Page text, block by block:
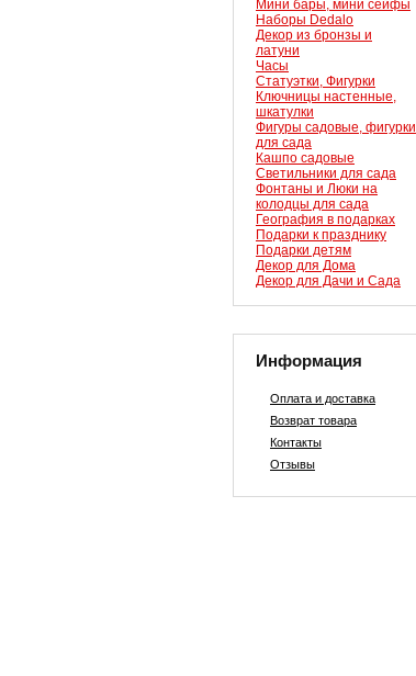
Мини бары, мини сейфы
Наборы Dedalo
Декор из бронзы и
латуни
Часы
Статуэтки, Фигурки
Ключницы настенные,
шкатулки
Фигуры садовые, фигурки
для сада
Кашпо садовые
Светильники для сада
Фонтаны и Люки на
колодцы для сада
География в подарках
Подарки к празднику
Подарки детям
Декор для Дома
Декор для Дачи и Сада
Информация
Оплата и доставка
Возврат товара
Контакты
Отзывы